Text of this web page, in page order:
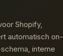
Shopify,
automatisch on-
interne